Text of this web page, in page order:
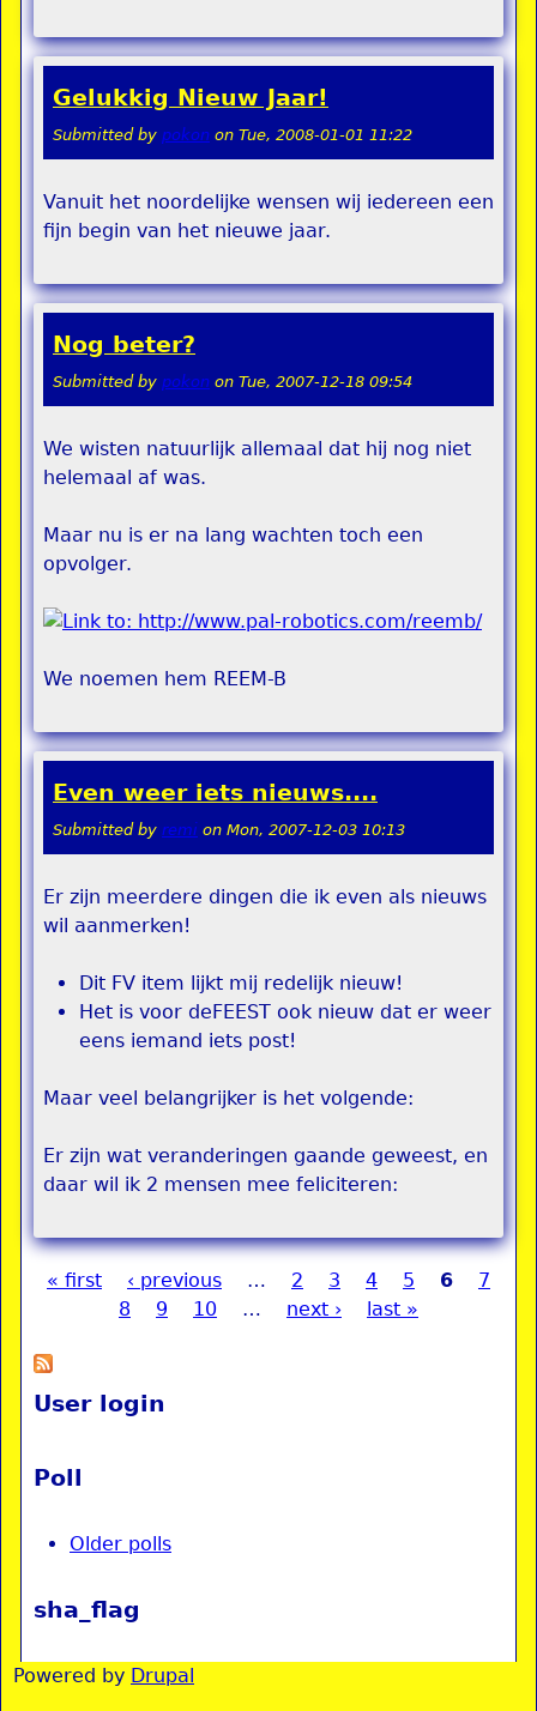
Gelukkig Nieuw Jaar!
Submitted by pokon on Tue, 2008-01-01 11:22
Vanuit het noordelijke wensen wij iedereen een
fijn begin van het nieuwe jaar.
Nog beter?
Submitted by pokon on Tue, 2007-12-18 09:54
We wisten natuurlijk allemaal dat hij nog niet
helemaal af was.
Maar nu is er na lang wachten toch een
opvolger.
We noemen hem REEM-B
Even weer iets nieuws....
Submitted by remi on Mon, 2007-12-03 10:13
Er zijn meerdere dingen die ik even als nieuws
wil aanmerken!
Dit FV item lijkt mij redelijk nieuw!
Het is voor deFEEST ook nieuw dat er weer
eens iemand iets post!
Maar veel belangrijker is het volgende:
Er zijn wat veranderingen gaande geweest, en
daar wil ik 2 mensen mee feliciteren:
« first ‹ previous … 2 3 4 5 6
7
8
9 10 … next › last »
User login
Poll
Older polls
sha_flag
Powered by Drupal